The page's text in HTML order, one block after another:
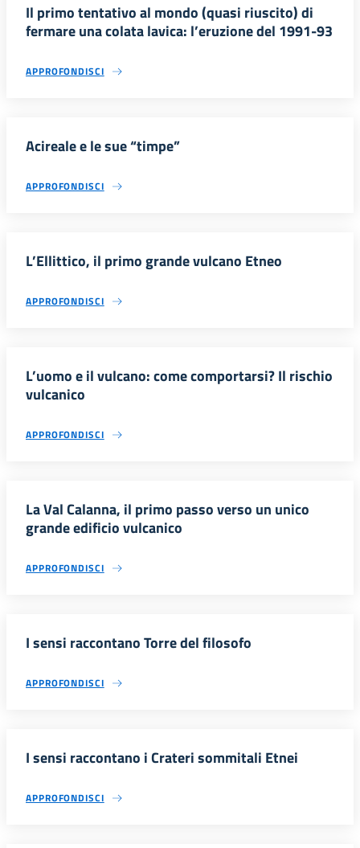
Il primo tentativo al mondo (quasi riuscito) di
fermare una colata lavica: l’eruzione del 1991-93
APPROFONDISCI
Acireale e le sue “timpe”
APPROFONDISCI
L’Ellittico, il primo grande vulcano Etneo
APPROFONDISCI
L’uomo e il vulcano: come comportarsi? Il rischio
vulcanico
APPROFONDISCI
La Val Calanna, il primo passo verso un unico
grande edificio vulcanico
APPROFONDISCI
I sensi raccontano Torre del filosofo
APPROFONDISCI
I sensi raccontano i Crateri sommitali Etnei
APPROFONDISCI